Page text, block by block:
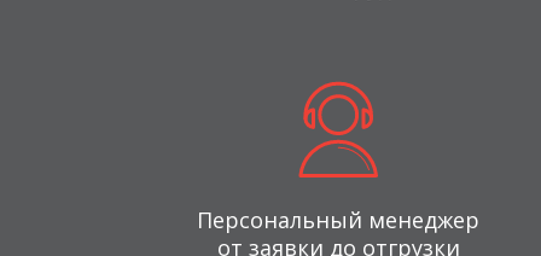
Персональный менеджер
от заявки до отгрузки